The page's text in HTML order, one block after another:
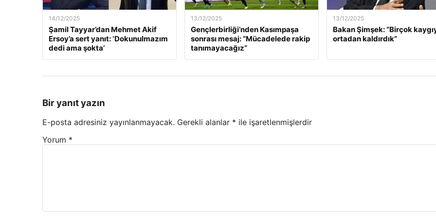
14/12/2025
Şamil Tayyar’dan Mehmet Akif
Ersoy’a sert yanıt: ‘Dokunulmazım
dedi ama şokta’
13/12/2025
Gençlerbirliği’nden Kasımpaşa
sonrası mesaj: “Mücadelede rakip
tanımayacağız”
13/12/2025
Bakan Şimşek: “Birçok
ortadan kaldırdık”
Bir yanıt yazın
E-posta adresiniz yayınlanmayacak. Gerekli alanlar * ile işaretlenmişlerdir
Yorum *